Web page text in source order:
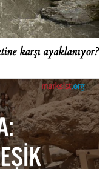
karşı ayaklanıyor?